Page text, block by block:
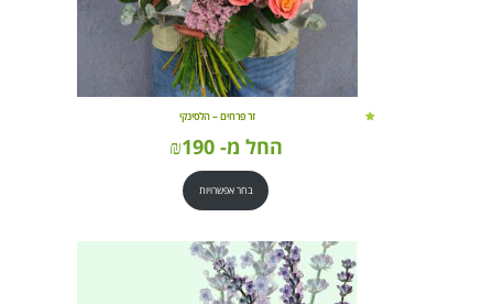
זר פרחים – הלסינקי
החל מ- ₪190
בחר אפשרויות